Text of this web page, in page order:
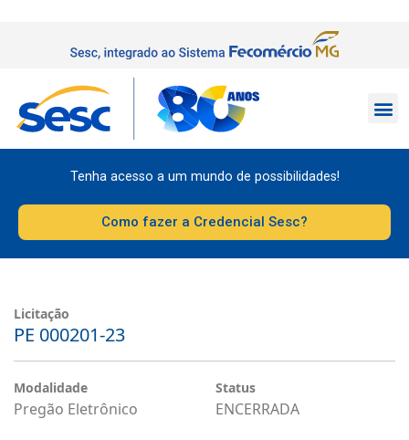
Tenha acesso a um mundo de possibilidades!
Como fazer a Credencial Sesc?
Licitação
PE 000201-23
Modalidade
Pregão Eletrônico
Status
ENCERRADA